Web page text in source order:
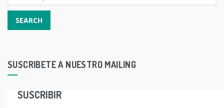
SUSCRIBETE A NUESTRO MAILING
SUSCRIBIR